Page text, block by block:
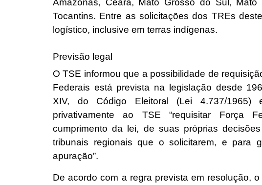
Tocantins. Entre as solicitações dos TREs
logístico, inclusive em terras indígenas.
Previsão legal
O TSE informou que a possibilidade de
Federais está prevista na legislação desde
XIV, do Código Eleitoral (Lei 4.737/1965)
privativamente ao TSE “requisitar Força
cumprimento da lei, de suas próprias
tribunais regionais que o solicitarem, e para
apuração”.
De acordo com a regra prevista em resolução, o